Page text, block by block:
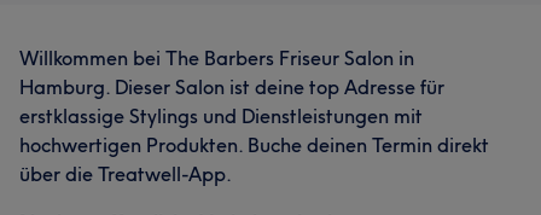
Willkommen bei The Barbers Friseur Salon in
Hamburg. Dieser Salon ist deine top Adresse für
erstklassige Stylings und Dienstleistungen mit
hochwertigen Produkten. Buche deinen Termin direkt
über die Treatwell-App.